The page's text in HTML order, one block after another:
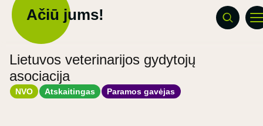
Ačiū jums!
Lietuvos veterinarijos gydytojų
asociacija
NVO Atskaitingas Paramos gavėjas